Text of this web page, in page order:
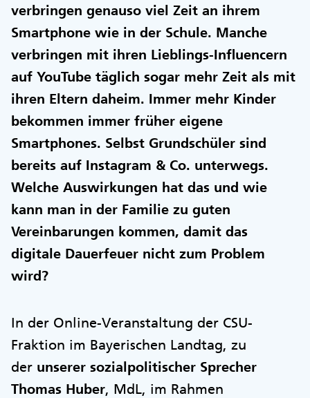
verbringen genauso viel Zeit an ihrem
Smartphone wie in der Schule. Manche
verbringen mit ihren Lieblings-Influencern
auf YouTube täglich sogar mehr Zeit als mit
ihren Eltern daheim. Immer mehr Kinder
bekommen immer früher eigene
Smartphones. Selbst Grundschüler sind
bereits auf Instagram & Co. unterwegs.
Welche Auswirkungen hat das und wie
kann man in der Familie zu guten
Vereinbarungen kommen, damit das
digitale Dauerfeuer nicht zum Problem
wird?
In der Online-Veranstaltung der CSU-
Fraktion im Bayerischen Landtag, zu
der unserer sozialpolitischer Sprecher
Thomas Huber, MdL, im Rahmen